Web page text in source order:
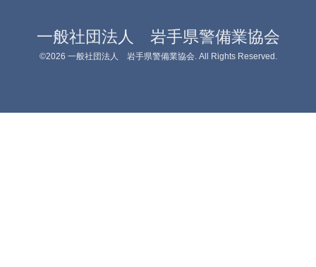
一般社団法人 岩手県警備業協会
©2026 一般社団法人 岩手県警備業協会. All Rights Reserved.